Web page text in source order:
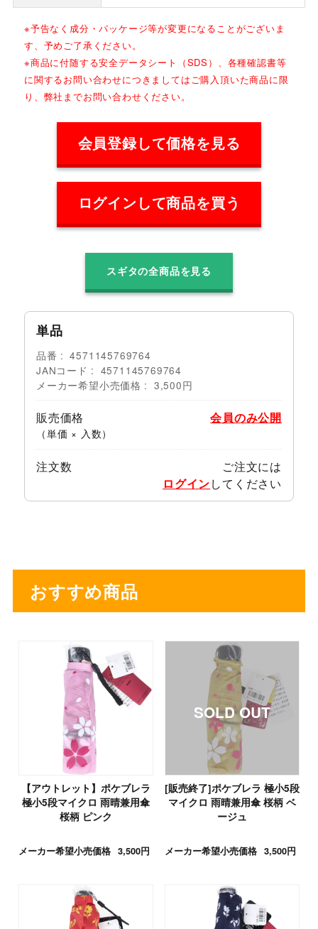
※予告なく成分・パッケージ等が変更になることがございま
す、予めご了承ください。
※商品に付随する安全データシート（SDS）、各種確認書等
に関するお問い合わせにつきましてはご購入頂いた商品に限
り、弊社までお問い合わせください。
会員登録して価格を見る
ログインして商品を買う
スギタの全商品を見る
単品
品番
4571145769764
JANコード
4571145769764
メーカー希望小売価格
3,500円
販売価格
（単価 × 入数）
会員のみ公開
注文数
ご注文には
ログインしてください
おすすめ商品
【アウトレット】ポケブレラ
極小5段マイクロ 雨晴兼用傘
桜柄 ピンク
メーカー希望小売価格 3,500円
[販売終了]ポケブレラ 極小5段
マイクロ 雨晴兼用傘 桜柄 ベ
ージュ
メーカー希望小売価格 3,500円